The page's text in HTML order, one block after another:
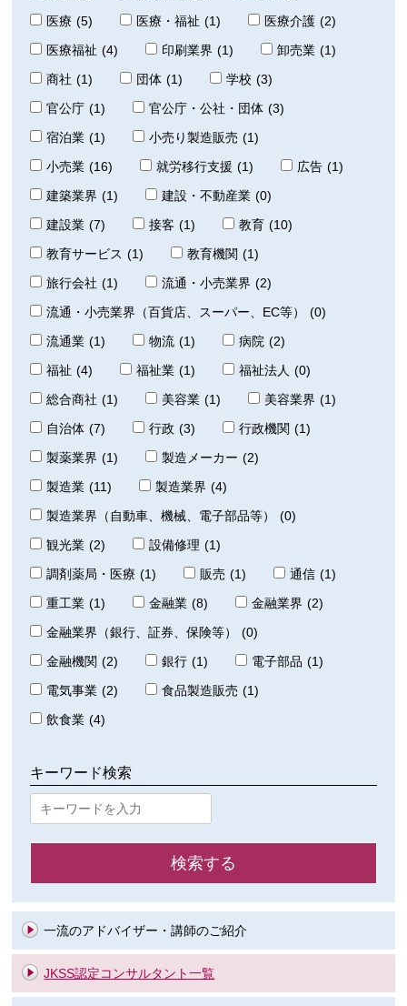
医療 (5) 医療・福祉 (1) 医療介護 (2)
医療福祉 (4) 印刷業界 (1) 卸売業 (1)
商社 (1) 団体 (1) 学校 (3)
官公庁 (1) 官公庁・公社・団体 (3)
宿泊業 (1) 小売り製造販売 (1)
小売業 (16) 就労移行支援 (1) 広告 (1)
建築業界 (1) 建設・不動産業 (0)
建設業 (7) 接客 (1) 教育 (10)
教育サービス (1) 教育機関 (1)
旅行会社 (1) 流通・小売業界 (2)
流通・小売業界（百貨店、スーパー、EC等）
(0)
流通業 (1) 物流 (1) 病院 (2)
福祉 (4) 福祉業 (1) 福祉法人 (0)
総合商社 (1) 美容業 (1) 美容業界 (1)
自治体 (7) 行政 (3) 行政機関 (1)
製薬業界 (1) 製造メーカー (2)
製造業 (11) 製造業界 (4)
製造業界（自動車、機械、電子部品等）
(0)
観光業 (2) 設備修理 (1)
調剤薬局・医療 (1) 販売 (1) 通信 (1)
重工業 (1) 金融業 (8) 金融業界 (2)
金融業界（銀行、証券、保険等）
(0)
金融機関 (2) 銀行 (1) 電子部品 (1)
電気事業 (2) 食品製造販売 (1)
飲食業 (4)
キーワード検索
一流のアドバイザー・講師のご紹介
JKSS認定コンサルタント一覧